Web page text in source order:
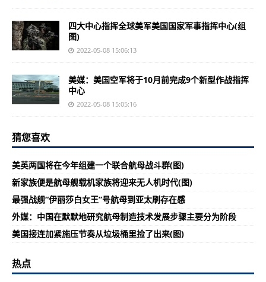
四大中心指挥全球美军美国国家军事指挥中心(组
图)
2022-05-08 15:06:13
美媒：美国空军将于10月前完成9个新型作战指挥
中心
2022-05-08 15:05:16
猜您喜欢
美英两国将在今年组建一个联合航母战斗群(图)
新家族便是航母舰载机家族将迎来无人机时代(图)
最强战舰“伊丽莎白女王”号航母到亚太刷存在感
外媒：中国在默默地研究航母制造技术发展步骤主要分为阶段
美国接连加紧施压节奏从垃圾桶里捡了出来(图)
热点